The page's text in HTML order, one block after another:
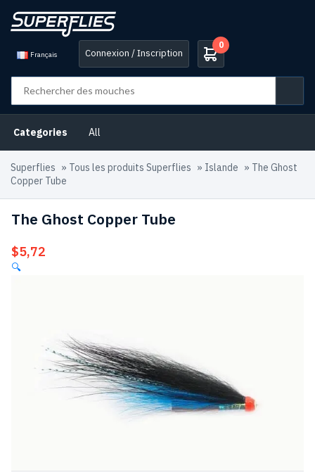
Français Connexion / Inscription
0
Categories All
Superflies » Tous les produits Superflies » Islande » The Ghost
Copper Tube
The Ghost Copper Tube
$5,72
🔍